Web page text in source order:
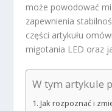
może powodować
zapewnienia
części artykułu
migotania LED oraz
W tym artykule
Jak rozpoznać i